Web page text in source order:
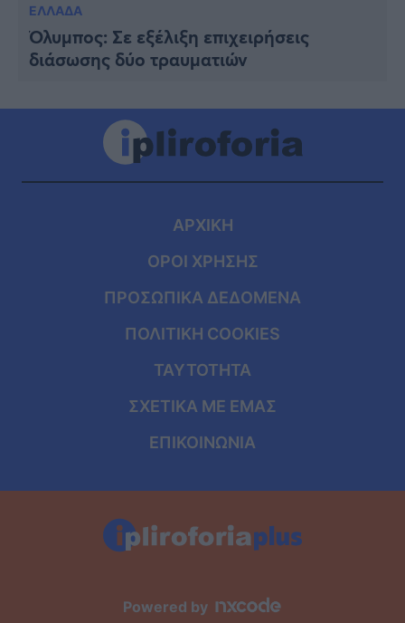
ΕΛΛΑΔΑ
Όλυμπος: Σε εξέλιξη επιχειρήσεις
διάσωσης δύο τραυματιών
ΑΡΧΙΚΗ
ΟΡΟΙ ΧΡΗΣΗΣ
ΠΡΟΣΩΠΙΚΑ ΔΕΔΟΜΕΝΑ
ΠΟΛΙΤΙΚΗ COOKIES
ΤΑΥΤΟΤΗΤΑ
ΣΧΕΤΙΚΑ ΜΕ ΕΜΑΣ
ΕΠΙΚΟΙΝΩΝΙΑ
Powered by